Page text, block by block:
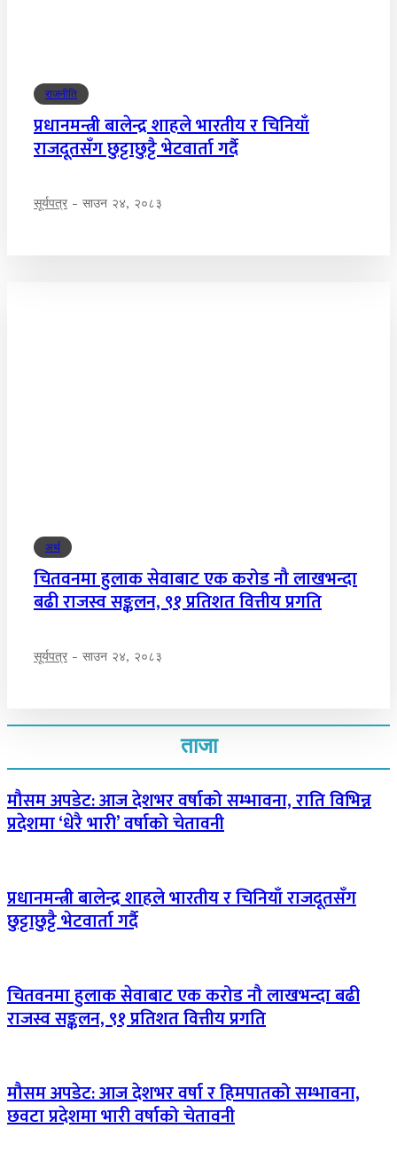
राजनीति
प्रधानमन्त्री बालेन्द्र शाहले भारतीय र चिनियाँ
राजदूतसँग छुट्टाछुट्टै भेटवार्ता गर्दै
सूर्यपत्र - साउन २४, २०८३
अर्थ
चितवनमा हुलाक सेवाबाट एक करोड नौ लाखभन्दा
बढी राजस्व सङ्कलन, ९१ प्रतिशत वित्तीय प्रगति
सूर्यपत्र - साउन २४, २०८३
ताजा
मौसम अपडेट: आज देशभर वर्षाको सम्भावना, राति विभिन्न
प्रदेशमा ‘धेरै भारी’ वर्षाको चेतावनी
प्रधानमन्त्री बालेन्द्र शाहले भारतीय र चिनियाँ राजदूतसँग
छुट्टाछुट्टै भेटवार्ता गर्दै
चितवनमा हुलाक सेवाबाट एक करोड नौ लाखभन्दा बढी
राजस्व सङ्कलन, ९१ प्रतिशत वित्तीय प्रगति
मौसम अपडेट: आज देशभर वर्षा र हिमपातको सम्भावना,
छवटा प्रदेशमा भारी वर्षाको चेतावनी